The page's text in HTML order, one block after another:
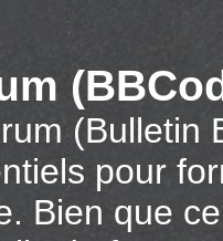
(Bulletin
pour
Bien que